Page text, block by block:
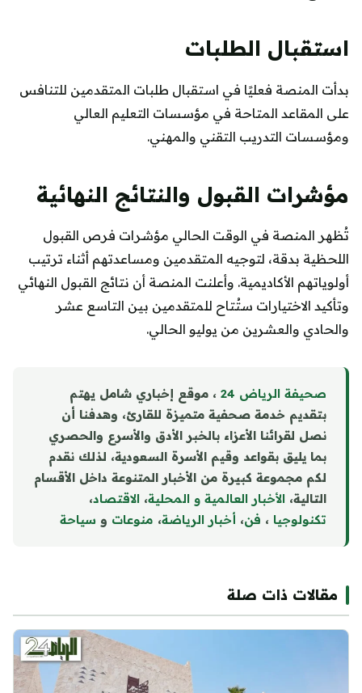
استقبال الطلبات
بدأت المنصة فعليًا في استقبال طلبات المتقدمين للتنافس
على المقاعد المتاحة في مؤسسات التعليم العالي
ومؤسسات التدريب التقني والمهني.
مؤشرات القبول والنتائج النهائية
تُظهر المنصة في الوقت الحالي مؤشرات فرص القبول
اللحظية بدقة، لتوجيه المتقدمين ومساعدتهم أثناء ترتيب
أولوياتهم الأكاديمية. وأعلنت المنصة أن نتائج القبول النهائي
وتأكيد الاختيارات ستُتاح للمتقدمين بين التاسع عشر
والحادي والعشرين من يوليو الحالي.
صحيفة الرياض 24
، موقع إخباري شامل يهتم
بتقديم خدمة صحفية متميزة للقارئ، وهدفنا أن
نصل لقرائنا الأعزاء بالخبر الأدق والأسرع والحصري
بما يليق بقواعد وقيم الأسرة السعودية، لذلك نقدم
لكم مجموعة كبيرة من الأخبار المتنوعة داخل الأقسام
التالية، الأخبار العالمية و المحلية، الاقتصاد،
تكنولوجيا ، فن، أخبار الرياضة، منوعات و سياحة
مقالات ذات صلة